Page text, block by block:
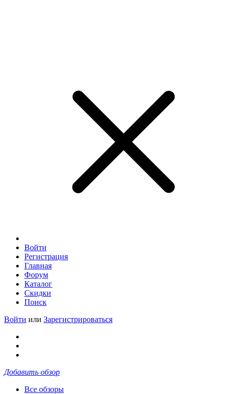
Войти
Регистрация
Главная
Форум
Каталог
Скидки
Поиск
Войти или Зарегистрироваться
Добавить обзор
Все обзоры